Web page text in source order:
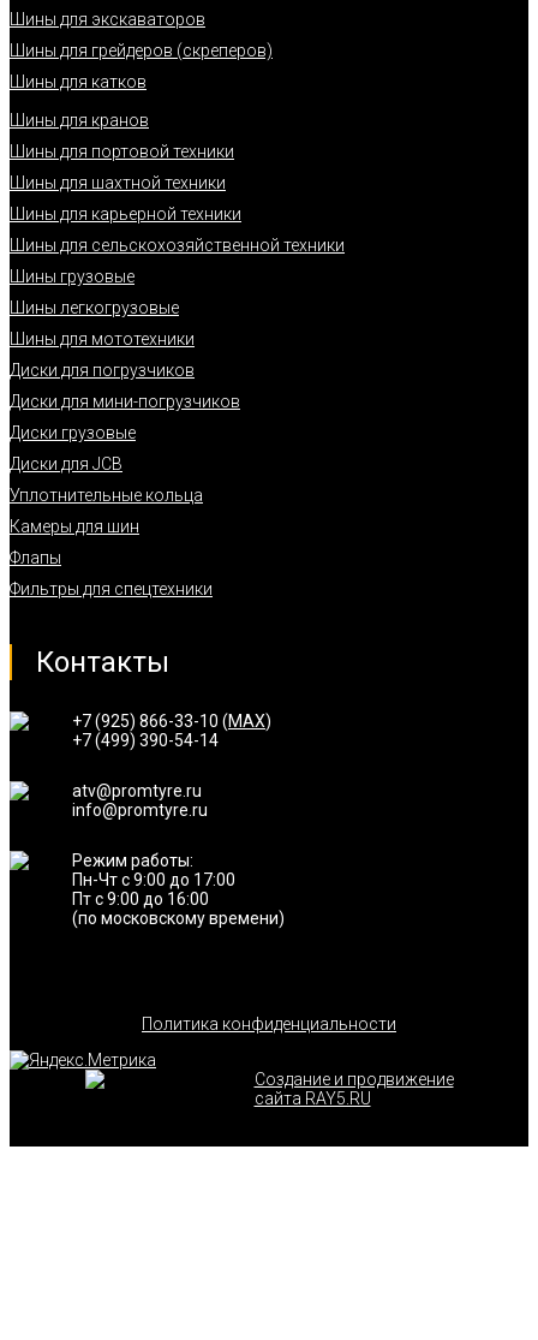
Шины для экскаваторов
Шины для грейдеров (скреперов)
Шины для катков
Шины для кранов
Шины для портовой техники
Шины для шахтной техники
Шины для карьерной техники
Шины для сельскохозяйственной техники
Шины грузовые
Шины легкогрузовые
Шины для мототехники
Диски для погрузчиков
Диски для мини-погрузчиков
Диски грузовые
Диски для JCB
Уплотнительные кольца
Камеры для шин
Флапы
Фильтры для спецтехники
Контакты
+7 (925) 866-33-10 (MAX)
+7 (499) 390-54-14
atv@promtyre.ru
info@promtyre.ru
Режим работы:
Пн-Чт с 9:00 до 17:00
Пт с 9:00 до 16:00
(по московскому времени)
Политика конфиденциальности
Создание и продвижение
сайта RAY5.RU